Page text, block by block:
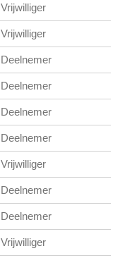
Vrijwilliger
Vrijwilliger
Deelnemer
Deelnemer
Deelnemer
Deelnemer
Vrijwilliger
Deelnemer
Deelnemer
Vrijwilliger